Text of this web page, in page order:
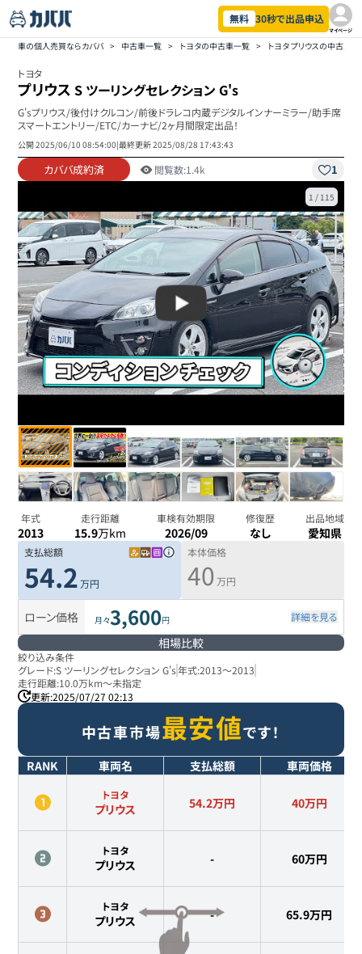
無料 30秒で出品申込
マイページ
車の個人売買ならカババ > 中古車一覧 > トヨタの中古車一覧 > トヨタ プリウスの中古車
トヨタ
プリウス S ツーリングセレクション G's
G'sプリウス/後付けクルコン/前後ドラレコ内蔵デジタルインナーミラー/助手席
スマートエントリー/ETC/カーナビ/2ヶ月間限定出品！
公開2025/06/10 08:54:00|最終更新2025/08/28 17:43:43
カババ成約済 閲覧数:1.4k 1
1 / 115
年式
2013
走行距離
15.9万km
車検有効期限
2026/09
修復歴
なし
出品地域
愛知県
支払総額
54.2 万円
本体価格
40 万円
ローン価格 月々3,600円 詳細を見る
相場比較
絞り込み条件
グレード:S ツーリングセレクション G's 年式:2013～2013
走行距離:10.0万km～未指定
更新:2025/07/27 02:13
中古車市場最安値です！
RANK 車両名 支払総額 車両価格
トヨタ
プリウス 54.2万円 40万円
トヨタ
プリウス - 60万円
トヨタ
プリウス - 65.9万円